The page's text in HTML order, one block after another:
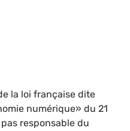
la loi française dite
numérique» du 21
responsable du